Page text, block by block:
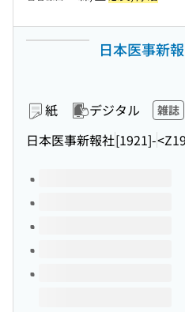
日本医事新報
紙 デジタル 雑誌
日本医事新報社[1921]-
このタイトルの巻号